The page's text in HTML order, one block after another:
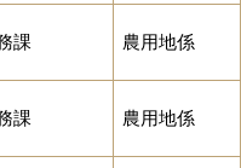
課 農用地係
課 農用地係